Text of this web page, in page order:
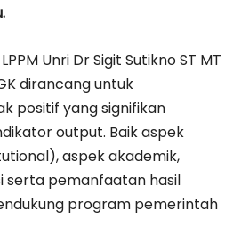
Unri Dr Sigit Sutikno ST MT
dirancang untuk
positif yang signifikan
output. Baik aspek
aspek akademik,
serta pemanfaatan hasil
program pemerintah